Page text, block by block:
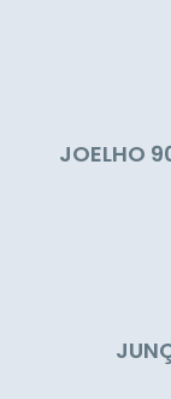
JOELHO